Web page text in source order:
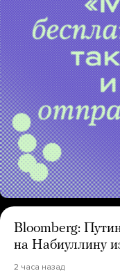
Bloomberg:
на Набиуллину
2 часа назад